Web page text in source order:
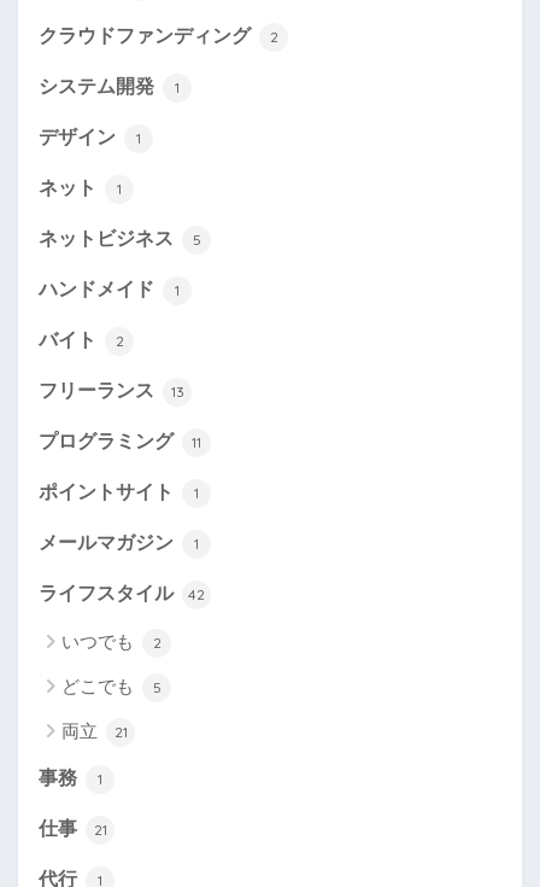
クラウドファンディング 2
システム開発 1
デザイン 1
ネット 1
ネットビジネス 5
ハンドメイド 1
バイト 2
フリーランス 13
プログラミング 11
ポイントサイト 1
メールマガジン 1
ライフスタイル 42
いつでも 2
どこでも 5
両立 21
事務 1
仕事 21
代行 1